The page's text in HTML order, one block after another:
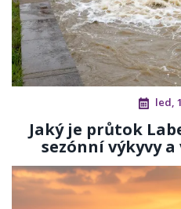
led,
Jaký je průtok
sezónní výkyvy